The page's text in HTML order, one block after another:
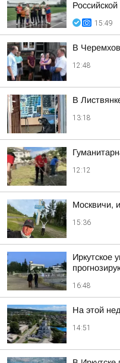
15:49
В
12:48
В
13:18
12:12
Москвичи,
15:36
Иркутское
16:48
На этой
14:51